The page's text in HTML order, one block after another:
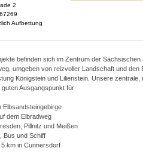
2
Aufbettung
befinden sich im Zentrum der Sächsischen
umgeben von reizvoller Landschaft und den
Königstein und Lilienstein. Unsere zentrale,
Ausgangspunkt für
Elbsandsteingebirge
dem Elbradweg
Pillnitz und Meißen
Bus und Schiff
km in Cunnersdorf